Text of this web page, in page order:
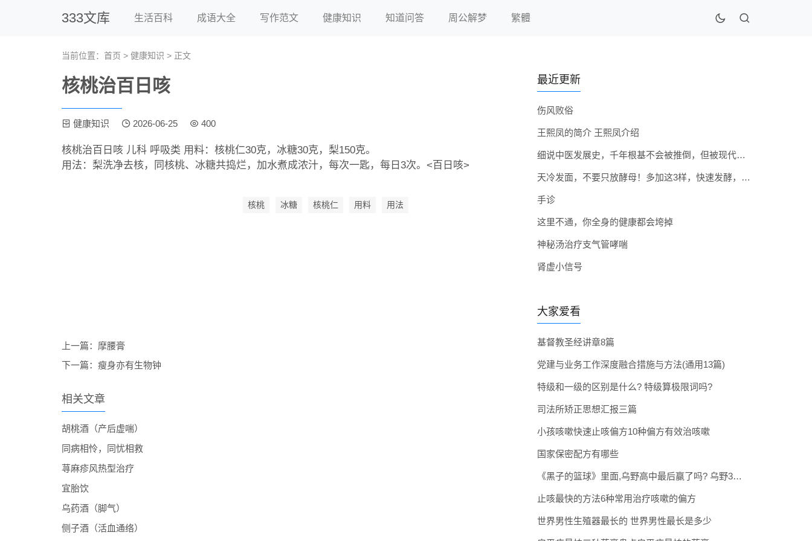
333文库 生活百科 成语大全 写作范文 健康知识 知道问答 周公解梦 繁體
当前位置： 首页 > 健康知识 > 正文
核桃治百日咳
健康知识 2026-06-25 400
核桃治百日咳 儿科 呼吸类 用料：核桃仁30克，冰糖30克，梨150克。
用法：梨洗净去核，同核桃、冰糖共捣烂，加水煮成浓汁，每次一匙，每日3次。<百日咳>
核桃 冰糖 核桃仁 用料 用法
上一篇： 摩腰膏
下一篇： 瘦身亦有生物钟
相关文章
胡桃酒（产后虚喘）
同病相怜，同忧相救
荨麻疹风热型治疗
宜胎饮
乌药酒（脚气）
侧子酒（活血通络）
最近更新
伤风败俗
王熙凤的简介 王熙凤介绍
细说中医发展史，千年根基不会被推倒，但被现代医疗模式堵住出路
天冷发面，不要只放酵母！多加这3样，快速发酵，蓬松香软弹性十足
手诊
这里不通，你全身的健康都会垮掉
神秘汤治疗支气管哮喘
肾虚小信号
大家爱看
基督教圣经讲章8篇
党建与业务工作深度融合措施与方法(通用13篇)
特级和一级的区别是什么? 特级算极限词吗?
司法所矫正思想汇报三篇
小孩咳嗽快速止咳偏方10种偏方有效治咳嗽
国家保密配方有哪些
《黑子的篮球》里面,乌野高中最后赢了吗? 乌野3年拿到全国冠军了吗
止咳最快的方法6种常用治疗咳嗽的偏方
世界男性生殖器最长的 世界男性最长是多少